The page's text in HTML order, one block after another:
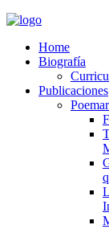
Home
Biografía
Publicaciones